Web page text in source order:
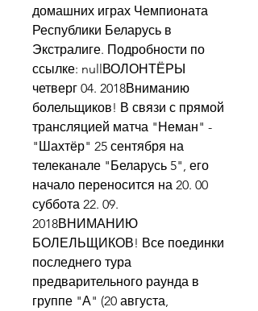
домашних играх Чемпионата
Республики Беларусь в
Экстралиге. Подробности по
ссылке: nullВОЛОНТЁРЫ
четверг 04. 2018Вниманию
болельщиков! В связи с прямой
трансляцией матча "Неман" -
"Шахтёр" 25 сентября на
телеканале "Беларусь 5", его
начало переносится на 20. 00
суббота 22. 09.
2018ВНИМАНИЮ
БОЛЕЛЬЩИКОВ! Все поединки
последнего тура
предварительного раунда в
группе "А" (20 августа,